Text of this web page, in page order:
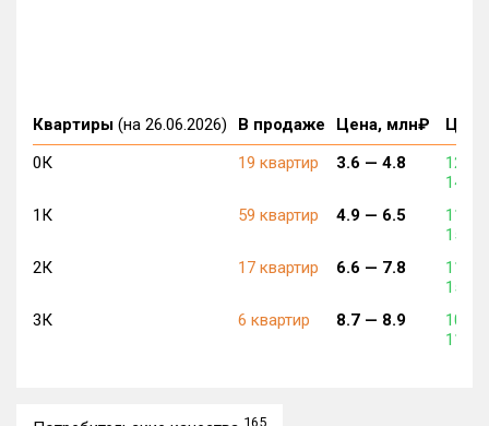
Квартиры (на 26.06.2026) В продаже Цена, млн₽
0К
19 квартир 3.6 — 4.8
120
149
1К
59 квартир 4.9 — 6.5
110
151
2К
17 квартир 6.6 — 7.8
112
154
3К
6 квартир 8.7 — 8.9
106
112
165